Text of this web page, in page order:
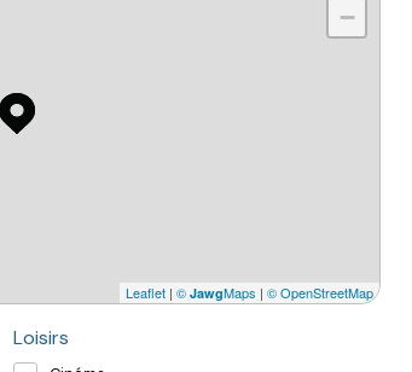
−
Leaflet | © JawgMaps | © OpenStreetMap
Loisirs